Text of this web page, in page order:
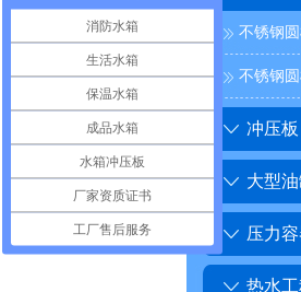
不锈钢
不锈钢
冲压板
大型
压力
热水
消防水箱
生活水箱
保温水箱
成品水箱
水箱冲压板
厂家资质证书
工厂售后服务